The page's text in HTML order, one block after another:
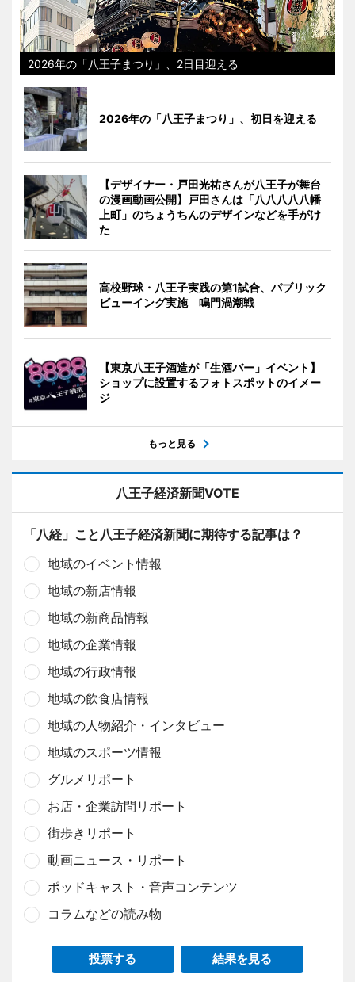
2026年の「八王子まつり」、2日目迎える
2026年の「八王子まつり」、初日を迎える
【デザイナー・戸田光祐さんが八王子が舞台
の漫画動画公開】戸田さんは「八八八八八幡
上町」のちょうちんのデザインなどを手がけ
た
高校野球・八王子実践の第1試合、パブリック
ビューイング実施 鳴門渦潮戦
【東京八王子酒造が「生酒バー」イベント】
ショップに設置するフォトスポットのイメー
ジ
もっと見る
八王子経済新聞VOTE
「八経」こと八王子経済新聞に期待する記事は？
地域のイベント情報
地域の新店情報
地域の新商品情報
地域の企業情報
地域の行政情報
地域の飲食店情報
地域の人物紹介・インタビュー
地域のスポーツ情報
グルメリポート
お店・企業訪問リポート
街歩きリポート
動画ニュース・リポート
ポッドキャスト・音声コンテンツ
コラムなどの読み物
投票する 結果を見る